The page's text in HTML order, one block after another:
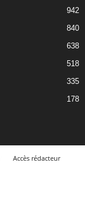
942
840
638
518
335
178
Accès rédacteur